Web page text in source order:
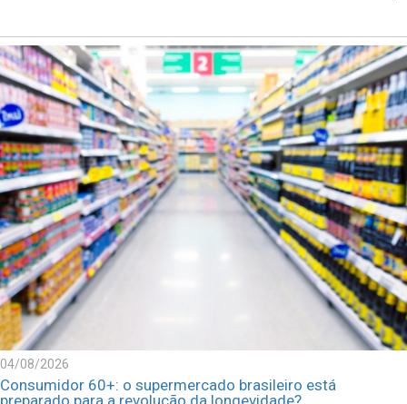
04/08/2026
Consumidor 60+: o supermercado brasileiro está